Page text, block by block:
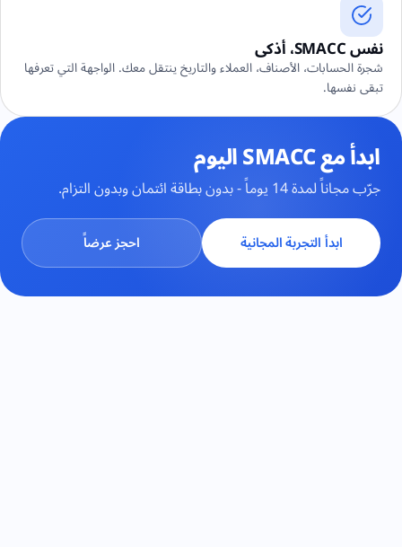
نفس SMACC، أذكى
شجرة الحسابات، الأصناف، العملاء والتاريخ ينتقل معك. الواجهة التي تعرفها
تبقى نفسها.
ابدأ مع SMACC اليوم
جرّب مجاناً لمدة 14 يوماً - بدون بطاقة ائتمان وبدون التزام.
ابدأ التجربة المجانية احجز عرضاً